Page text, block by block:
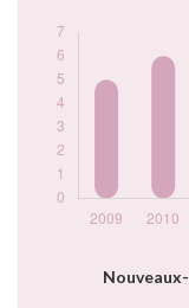
année